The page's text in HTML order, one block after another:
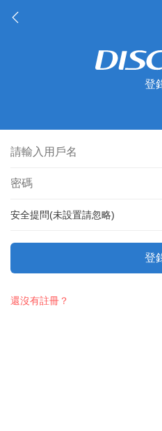
登
安全提問(未設置請忽略)
登
還沒有註冊？